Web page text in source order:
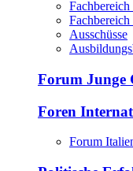
Ausschüsse
Forum Junge
Foren
Forum